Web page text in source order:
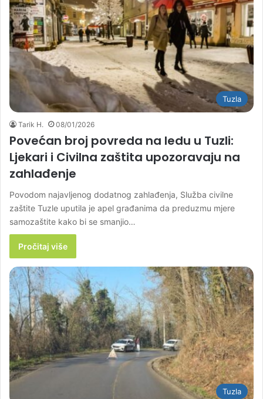
Tuzla
Tarik H. 08/01/2026
Povećan broj povreda na ledu u Tuzli:
Ljekari i Civilna zaštita upozoravaju na
zahlađenje
Povodom najavljenog dodatnog zahlađenja, Služba civilne
zaštite Tuzle uputila je apel građanima da preduzmu mjere
samozaštite kako bi se smanjio…
Pročitaj više
Tuzla